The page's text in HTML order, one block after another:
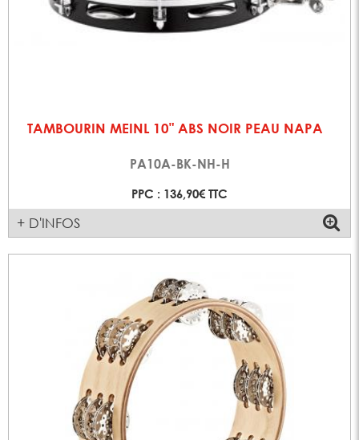
TAMBOURIN MEINL 10" ABS NOIR PEAU NAPA
PA10A-BK-NH-H
PPC : 136,90€ TTC
+ D'INFOS